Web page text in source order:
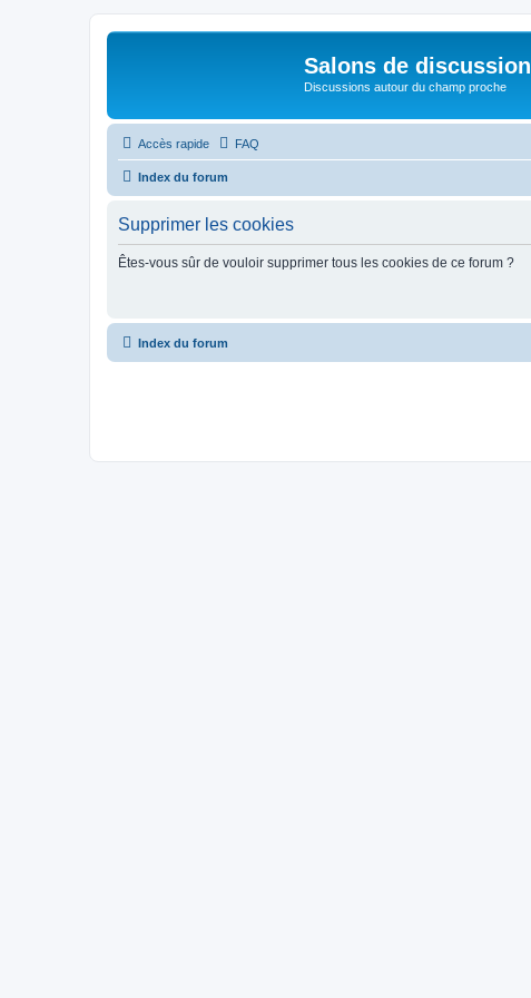
Salons de discussion
Discussions autour du champ proche
Accès rapide FAQ
Index du forum
Supprimer les cookies
Êtes-vous sûr de vouloir supprimer tous les cookies de ce forum ?
Index du forum